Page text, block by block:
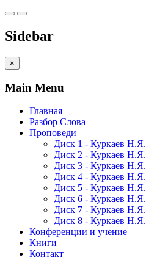
Sidebar
×
Main Menu
Главная
Разбор Слова
Проповеди
Диск 1 - Куркаев Н.Я.
Диск 2 - Куркаев Н.Я.
Диск 3 - Куркаев Н.Я.
Диск 4 - Куркаев Н.Я.
Диск 5 - Куркаев Н.Я.
Диск 6 - Куркаев Н.Я.
Диск 7 - Куркаев Н.Я.
Диск 8 - Куркаев Н.Я.
Конференции и учение
Книги
Контакт